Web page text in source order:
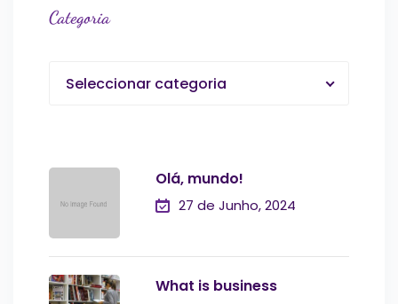
Categoria
Seleccionar categoria
Olá, mundo!
27 de Junho, 2024
What is business